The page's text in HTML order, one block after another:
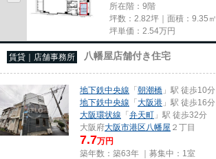
所在階：9階
坪数：2.82坪｜面積：9.35㎡
坪単価： 2.54万円
賃貸｜店舗事務所 八幡屋店舗付き住宅
地下鉄中央線 「朝潮橋 」駅 徒歩10分
地下鉄中央線 「大阪港 」駅 徒歩16分
大阪環状線 「弁天町 」駅 徒歩32分
大阪府大阪市港区八幡屋 ２丁目
7.7万円
築年数：築63年 ｜募集中： 1室